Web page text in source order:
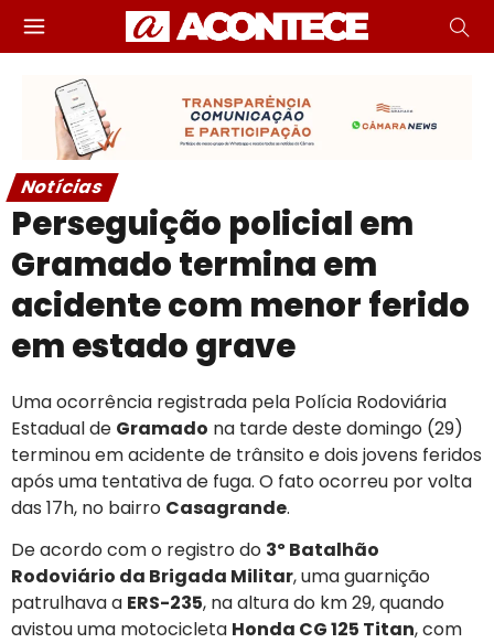
Notícias
Perseguição policial em
Gramado termina em
acidente com menor ferido
em estado grave
Uma ocorrência registrada pela Polícia Rodoviária
Estadual de Gramado na tarde deste domingo (29)
terminou em acidente de trânsito e dois jovens feridos
após uma tentativa de fuga. O fato ocorreu por volta
das 17h, no bairro Casagrande.
De acordo com o registro do 3º Batalhão
Rodoviário da Brigada Militar, uma guarnição
patrulhava a ERS-235, na altura do km 29, quando
avistou uma motocicleta Honda CG 125 Titan, com